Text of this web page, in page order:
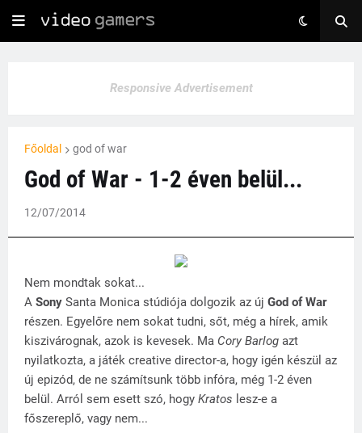
Responsive Advertisement
Főoldal god of war
God of War - 1-2 éven belül...
12/07/2014
Nem mondtak sokat...
A Sony Santa Monica stúdiója dolgozik az új God of War
részen. Egyelőre nem sokat tudni, sőt, még a hírek, amik
kiszivárognak, azok is kevesek. Ma Cory Barlog azt
nyilatkozta, a játék creative director-a, hogy igén készül az
új epizód, de ne számítsunk több infóra, még 1-2 éven
belül. Arról sem esett szó, hogy Kratos lesz-e a
főszereplő, vagy nem...